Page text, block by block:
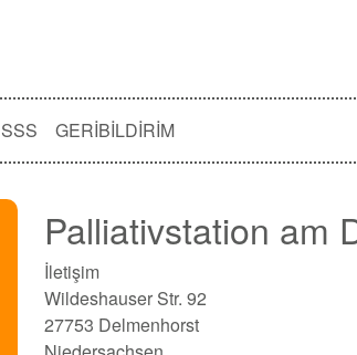
SSS GERIBILDIRIM
Palliativstation am
İletişim
Wildeshauser Str. 92
27753 Delmenhorst